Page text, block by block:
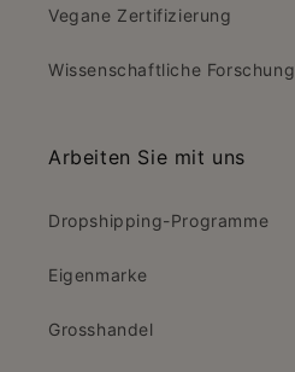
Vegane Zertifizierung
Wissenschaftliche Forschung
Arbeiten Sie mit uns
Dropshipping-Programme
Eigenmarke
Grosshandel